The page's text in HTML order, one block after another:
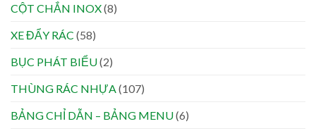
CỘT CHẮN INOX(8)
XE ĐẨY RÁC (58)
BỤC PHÁT BIỂU(2)
THÙNG RÁC NHỰA(107)
BẢNG CHỈ DẪN – BẢNG MENU(6)